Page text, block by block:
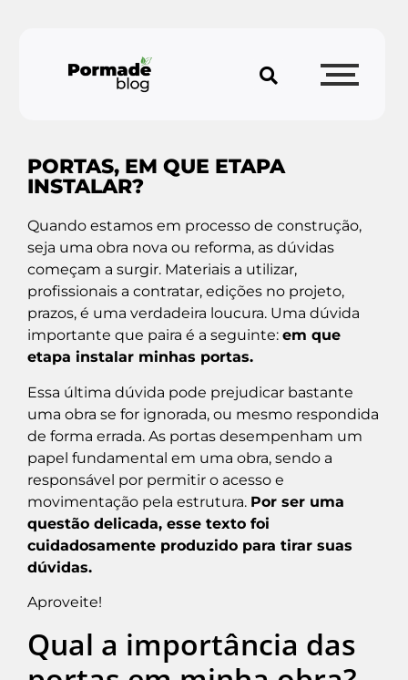
PORTAS, EM QUE ETAPA
INSTALAR?
Quando estamos em processo de construção,
seja uma obra nova ou reforma, as dúvidas
começam a surgir. Materiais a utilizar,
profissionais a contratar, edições no projeto,
prazos, é uma verdadeira loucura. Uma dúvida
importante que paira é a seguinte: em que
etapa instalar minhas portas.
Essa última dúvida pode prejudicar bastante
uma obra se for ignorada, ou mesmo respondida
de forma errada. As portas desempenham um
papel fundamental em uma obra, sendo a
responsável por permitir o acesso e
movimentação pela estrutura. Por ser uma
questão delicada, esse texto foi
cuidadosamente produzido para tirar suas
dúvidas.
Aproveite!
Qual a importância das